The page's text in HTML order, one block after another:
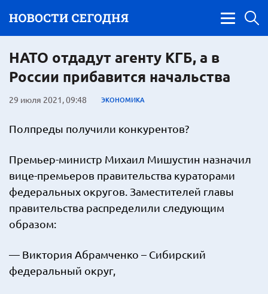
НАТО отдадут агенту КГБ, а в
России прибавится начальства
29 июля 2021, 09:48 ЭКОНОМИКА
Полпреды получили конкурентов?
Премьер-министр Михаил Мишустин назначил
вице-премьеров правительства кураторами
федеральных округов. Заместителей главы
правительства распределили следующим
образом:
— Виктория Абрамченко – Сибирский
федеральный округ,